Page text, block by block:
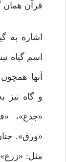
قرآن همان
اشاره به
اسم گیاه
آنها
و گاه نیز
«جذع»،
«ورق».
مثل: